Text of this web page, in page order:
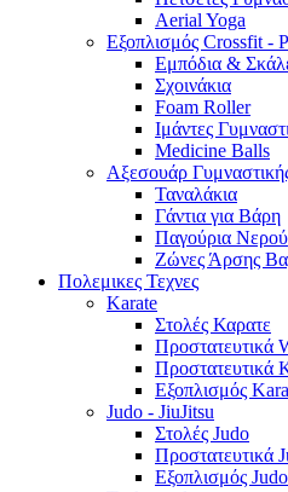
Aerial Yoga
Εξοπλισμός Crossfit -
Εμπόδια &
Σχοινάκια
Foam Roller
Ιμάντες
Medicine Balls
Αξεσουάρ
Ταναλάκια
Γάντια για Βάρη
Παγούρια Νερού
Ζώνες Άρσης
Πολεμικες Τεχνες
Karate
Στολές Καρατε
Προστατευτικά
Προστατευτικά
Εξοπλισμός
Judo - JiuJitsu
Στολές Judo
Προστατευτικά
Εξοπλισμός